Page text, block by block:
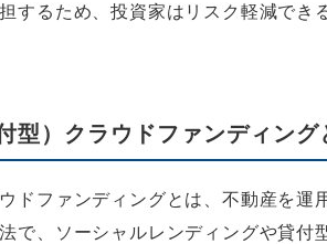
するため、投資家はリスク軽減でき
型）クラウドファンディング
ドファンディングとは、不動産を運
で、ソーシャルレンディングや貸付